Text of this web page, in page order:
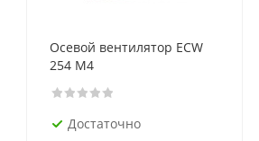
Осевой вентилятор ECW
254 M4
Достаточно